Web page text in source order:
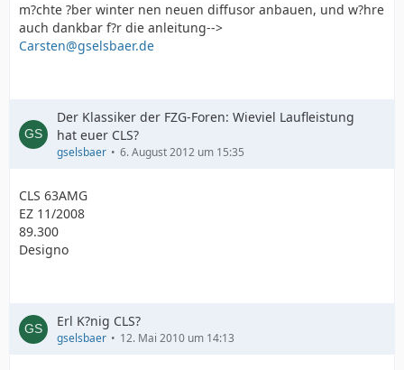
m?chte ?ber winter nen neuen diffusor anbauen, und w?hre
auch dankbar f?r die anleitung-->
Carsten@gselsbaer.de
Der Klassiker der FZG-Foren: Wieviel Laufleistung
hat euer CLS?
gselsbaer 6. August 2012 um 15:35
CLS 63AMG
EZ 11/2008
89.300
Designo
Erl K?nig CLS?
gselsbaer 12. Mai 2010 um 14:13